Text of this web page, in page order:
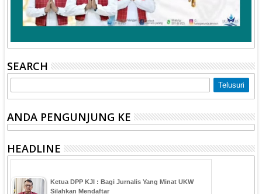
SEARCH
ANDA PENGUNJUNG KE
HEADLINE
Ketua DPP KJI : Bagi Jurnalis Yang Minat UKW
Silahkan Mendaftar